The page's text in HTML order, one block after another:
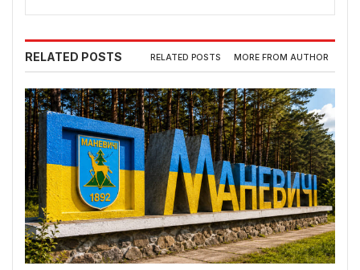
RELATED POSTS RELATED POSTS MORE FROM AUTHOR